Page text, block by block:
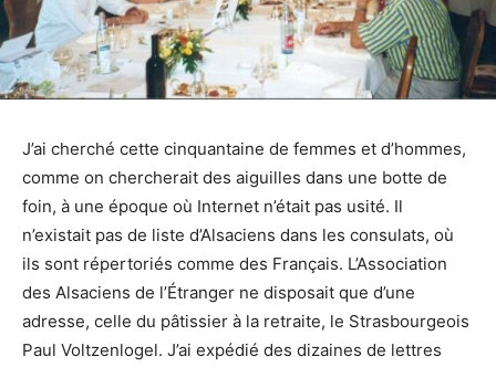
J’ai cherché cette cinquantaine de femmes et d’hommes,
comme on chercherait des aiguilles dans une botte de
foin, à une époque où Internet n’était pas usité. Il
n’existait pas de liste d’Alsaciens dans les consulats, où
ils sont répertoriés comme des Français. L’Association
des Alsaciens de l’Étranger ne disposait que d’une
adresse, celle du pâtissier à la retraite, le Strasbourgeois
Paul Voltzenlogel. J’ai expédié des dizaines de lettres